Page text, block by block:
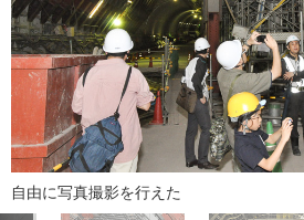
自由に写真撮影を行えた